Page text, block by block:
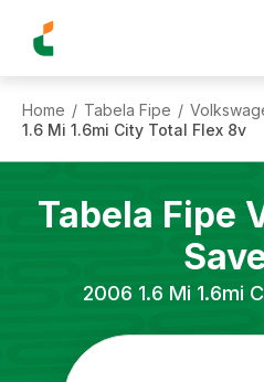
Home / Tabela Fipe /
1.6 Mi 1.6mi City Total Flex 8v
Tabela Fipe
2006 1.6 Mi 1.6mi